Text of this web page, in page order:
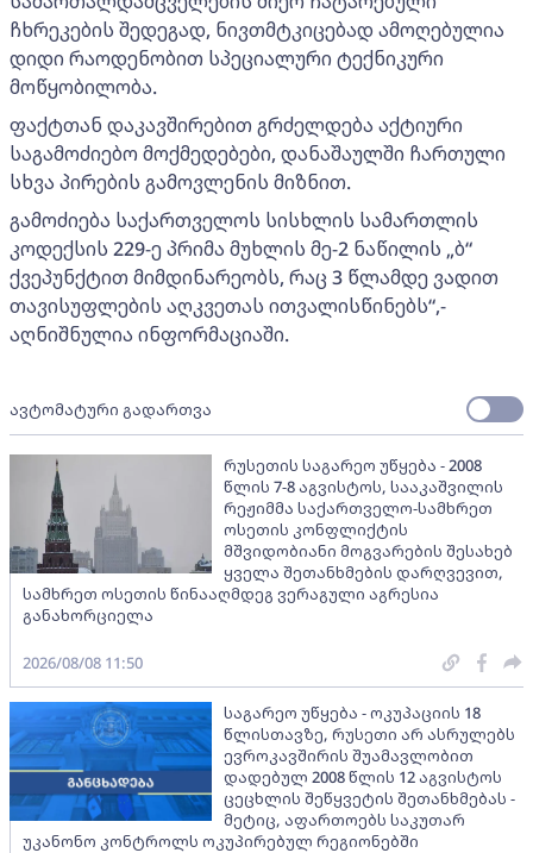
ჩხრეკების შედეგად, ნივთმტკიცებად ამოღებულია
დიდი რაოდენობით სპეციალური ტექნიკური
მოწყობილობა.
ფაქტთან დაკავშირებით გრძელდება აქტიური
საგამოძიებო მოქმედებები, დანაშაულში ჩართული
სხვა პირების გამოვლენის მიზნით.
გამოძიება საქართველოს სისხლის სამართლის
კოდექსის 229-ე პრიმა მუხლის მე-2 ნაწილის „ბ“
ქვეპუნქტით მიმდინარეობს, რაც 3 წლამდე ვადით
თავისუფლების აღკვეთას ითვალისწინებს“,-
აღნიშნულია ინფორმაციაში.
ავტომატური გადართვა
რუსეთის საგარეო უწყება - 2008
წლის 7-8 აგვისტოს, სააკაშვილის
რეჟიმმა საქართველო-სამხრეთ
ოსეთის კონფლიქტის
მშვიდობიანი მოგვარების შესახებ
ყველა შეთანხმების დარღვევით,
სამხრეთ ოსეთის წინააღმდეგ ვერაგული აგრესია
განახორციელა
2026/08/08 11:50
საგარეო უწყება - ოკუპაციის 18
წლისთავზე, რუსეთი არ ასრულებს
ევროკავშირის შუამავლობით
დადებულ 2008 წლის 12 აგვისტოს
ცეცხლის შეწყვეტის შეთანხმებას -
მეტიც, აფართოებს საკუთარ
უკანონო კონტროლს ოკუპირებულ რეგიონებში